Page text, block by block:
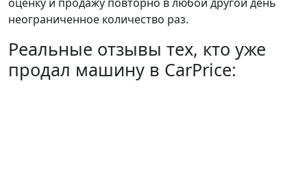
оценку и продажу повторно в любой другой день
неограниченное количество раз.
Реальные отзывы тех, кто уже
продал машину в CarPrice: